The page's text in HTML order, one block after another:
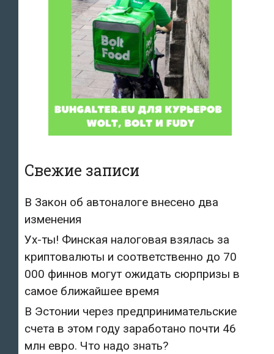
Свежие записи
В Закон об автоналоге внесено два
изменения
Ух-ты! Финская налоговая взялась за
криптовалюты и соответственно до 70
000 финнов могут ожидать сюрпризы в
самое ближайшее время
В Эстонии через предпринимательские
счета в этом году заработано почти 46
млн евро. Что надо знать?